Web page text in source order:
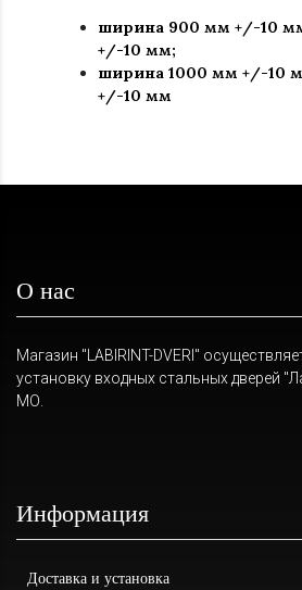
ширина 900 мм +/-10
+/-10 мм;
ширина 1000 мм +/-10
+/-10 мм
О нас
Магазин "LABIRINT-DVERI"
установку входных стальных дверей
МО.
Информация
Доставка и установка